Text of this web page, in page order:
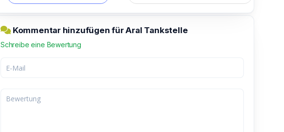
Kommentar hinzufügen für Aral Tankstelle
Schreibe eine Bewertung